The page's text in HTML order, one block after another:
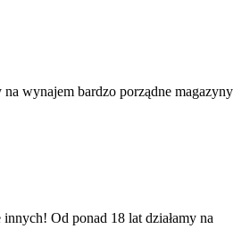
wynajem bardzo porządne magazyny
Od ponad 18 lat działamy na